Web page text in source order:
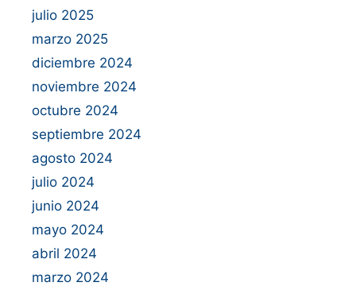
julio 2025
marzo 2025
diciembre 2024
noviembre 2024
octubre 2024
septiembre 2024
agosto 2024
julio 2024
junio 2024
mayo 2024
abril 2024
marzo 2024